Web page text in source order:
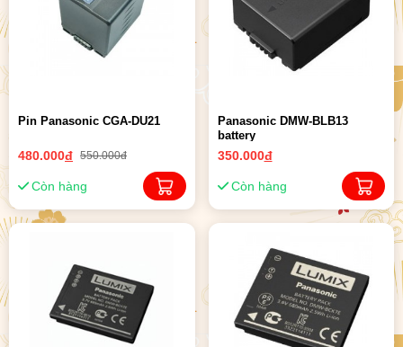
Pin Panasonic CGA-DU21
480.000đ 550.000đ
Còn hàng
Panasonic DMW-BLB13
battery
350.000đ
Còn hàng